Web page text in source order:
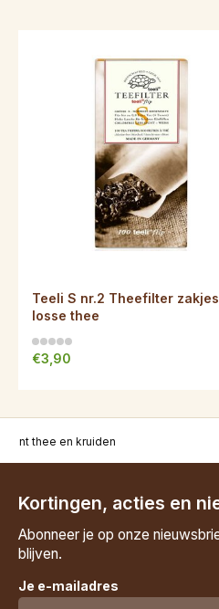
Teeli S nr.2 Theefilter
losse thee
€3,90
thee en kruiden
Kortingen, acties en
Abonneer je op onze
blijven.
Je e-mailadres